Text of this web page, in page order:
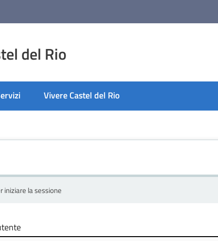
del Rio
Vivere Castel del Rio
iniziare la sessione